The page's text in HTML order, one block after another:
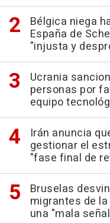
Bélgica niega
España de
"injusta y
Ucrania
personas por
equipo
Irán anuncia
gestionar el
"fase final de
Bruselas
migrantes de
una "mala